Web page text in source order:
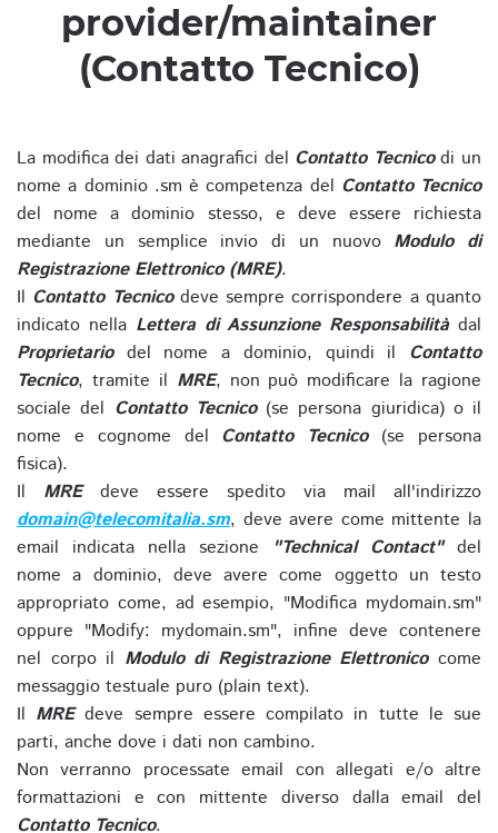
provider/maintainer
(Contatto Tecnico)
La modifica dei dati anagrafici del Contatto Tecnicodi un
nome a dominio .sm è competenza del Contatto Tecnico
del nome a dominio stesso, e deve essere richiesta
mediante un semplice invio di un nuovo Modulo di
Registrazione Elettronico (MRE).
Il Contatto Tecnicodeve sempre corrispondere a quanto
indicato nella Lettera di Assunzione Responsabilitàdal
Proprietariodel nome a dominio, quindi il Contatto
Tecnico, tramite il MRE, non può modificare la ragione
sociale del Contatto Tecnico(se persona giuridica) o il
nome e cognome del Contatto Tecnico(se persona
fisica).
Il MREdeve essere spedito via mail all'indirizzo
domain@telecomitalia.sm, deve avere come mittente la
email indicata nella sezione
"Technical Contact"del
nome a dominio, deve avere come oggetto un testo
appropriato come, ad esempio, "Modifica mydomain.sm"
oppure "Modify: mydomain.sm", infine deve contenere
nel corpo il Modulo di Registrazione Elettronicocome
messaggio testuale puro (plain text).
Il MREdeve sempre essere compilato in tutte le sue
parti, anche dove i dati non cambino.
Non verranno processate email con allegati e/o altre
formattazioni e con mittente diverso dalla email del
Contatto Tecnico.